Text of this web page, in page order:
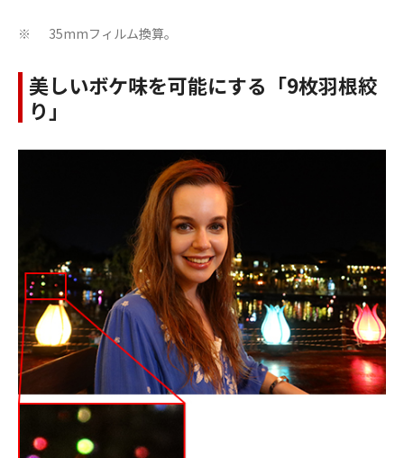
※ 35mmフィルム換算。
美しいボケ味を可能にする「9枚羽根絞
り」